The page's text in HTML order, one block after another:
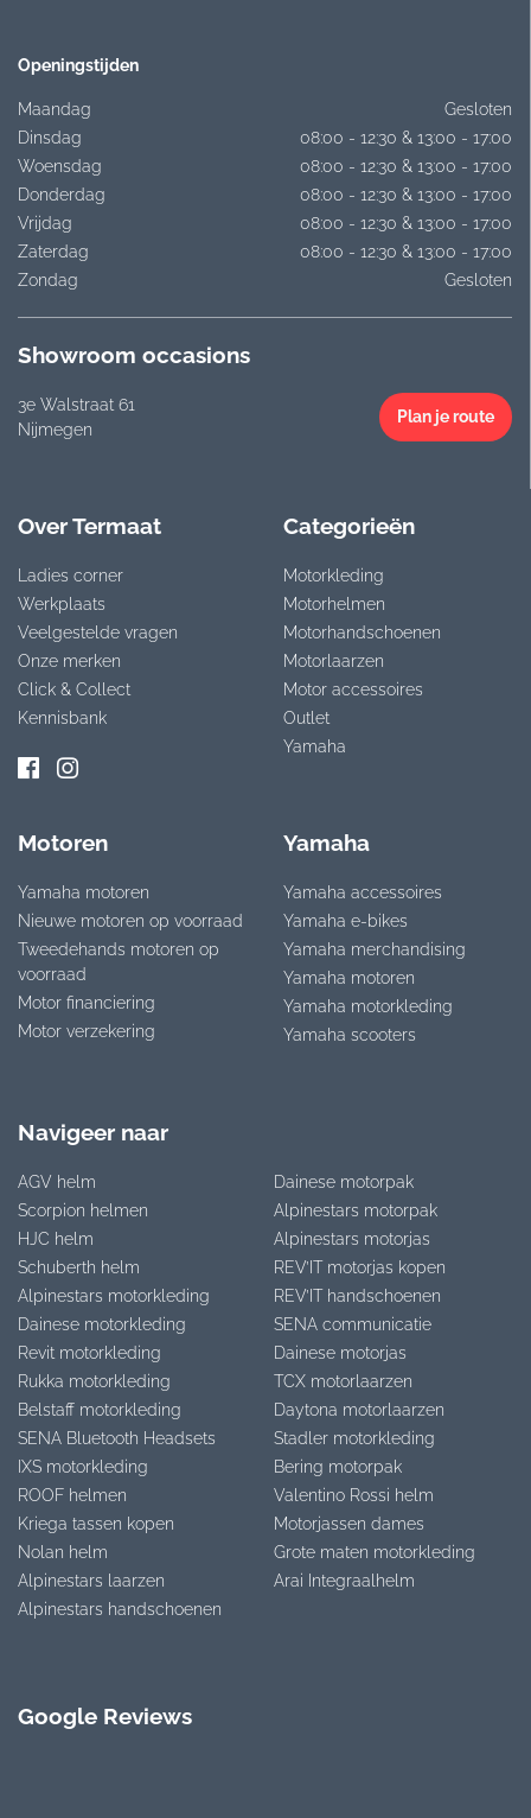
Openingstijden
Maandag
Gesloten
Dinsdag
08:00 - 12:30 & 13:00 - 17:00
Woensdag
08:00 - 12:30 & 13:00 - 17:00
Donderdag
08:00 - 12:30 & 13:00 - 17:00
Vrijdag
08:00 - 12:30 & 13:00 - 17:00
Zaterdag
08:00 - 12:30 & 13:00 - 17:00
Zondag
Gesloten
Showroom occasions
3e Walstraat 61
Nijmegen
Plan je route
Over Termaat
Ladies corner
Werkplaats
Veelgestelde vragen
Onze merken
Click & Collect
Kennisbank
Categorieën
Motorkleding
Motorhelmen
Motorhandschoenen
Motorlaarzen
Motor accessoires
Outlet
Yamaha
Motoren
Yamaha motoren
Nieuwe motoren op voorraad
Tweedehands motoren op
voorraad
Motor financiering
Motor verzekering
Yamaha
Yamaha accessoires
Yamaha e-bikes
Yamaha merchandising
Yamaha motoren
Yamaha motorkleding
Yamaha scooters
Navigeer naar
AGV helm
Scorpion helmen
HJC helm
Schuberth helm
Alpinestars motorkleding
Dainese motorkleding
Revit motorkleding
Rukka motorkleding
Belstaff motorkleding
SENA Bluetooth Headsets
IXS motorkleding
ROOF helmen
Kriega tassen kopen
Nolan helm
Alpinestars laarzen
Alpinestars handschoenen
Dainese motorpak
Alpinestars motorpak
Alpinestars motorjas
REV’IT motorjas kopen
REV’IT handschoenen
SENA communicatie
Dainese motorjas
TCX motorlaarzen
Daytona motorlaarzen
Stadler motorkleding
Bering motorpak
Valentino Rossi helm
Motorjassen dames
Grote maten motorkleding
Arai Integraalhelm
Google Reviews